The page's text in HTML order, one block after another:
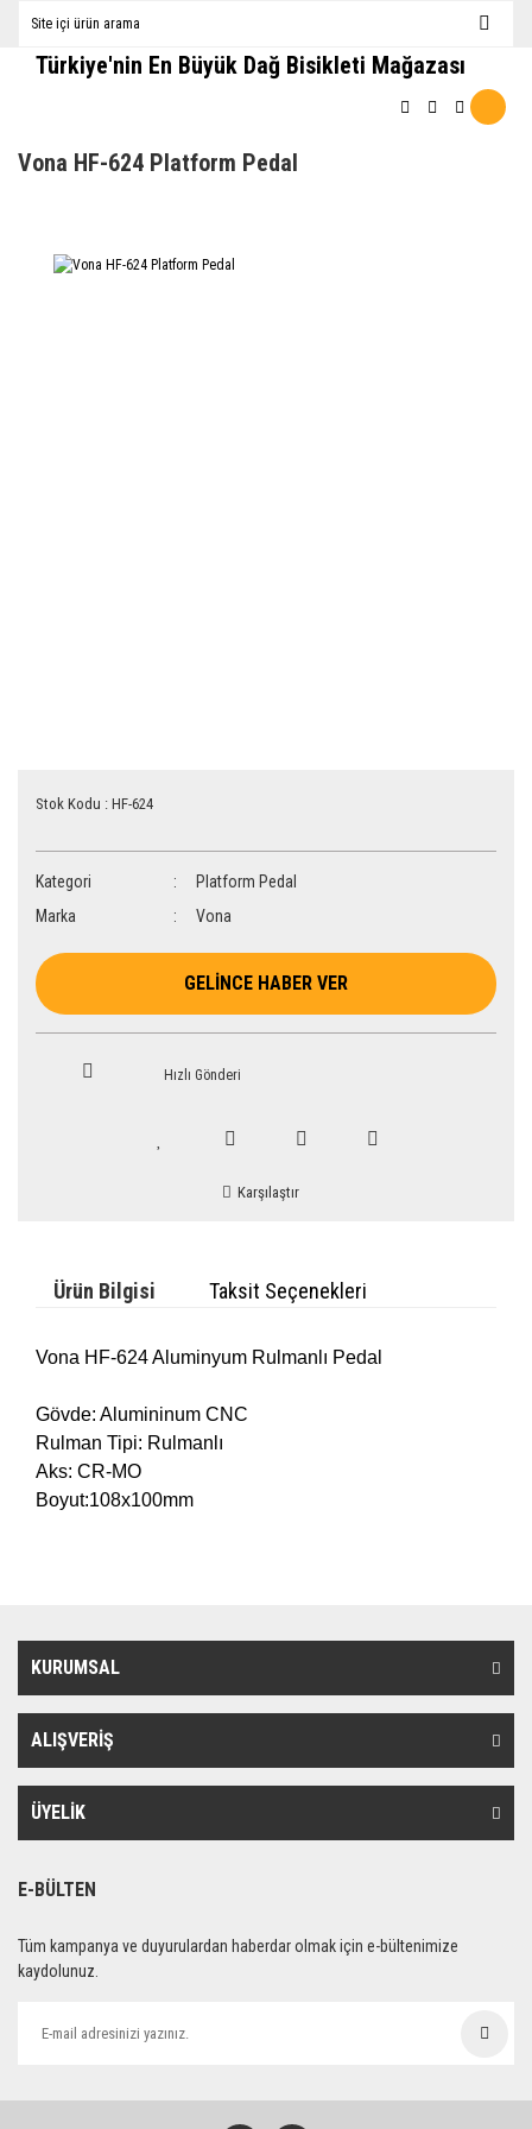
Türkiye'nin En Büyük Dağ Bisikleti Mağazası
Vona HF-624 Platform Pedal
Stok Kodu : HF-624
Kategori
Platform Pedal
Marka
Vona
GELİNCE HABER VER
Hızlı Gönderi
Karşılaştır
Ürün Bilgisi Taksit Seçenekleri
Vona HF-624 Aluminyum Rulmanlı Pedal
Gövde: Alumininum CNC
Rulman Tipi: Rulmanlı
Aks: CR-MO
Boyut:108x100mm
KURUMSAL
ALIŞVERİŞ
ÜYELİK
E-BÜLTEN
Tüm kampanya ve duyurulardan haberdar olmak için e-bültenimize
kaydolunuz.